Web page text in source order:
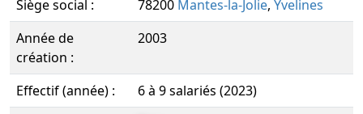
Siège social :
78200 Mantes-la-Jolie, Yvelines
Année de
création :
2003
Effectif (année) :
6 à 9 salariés (2023)